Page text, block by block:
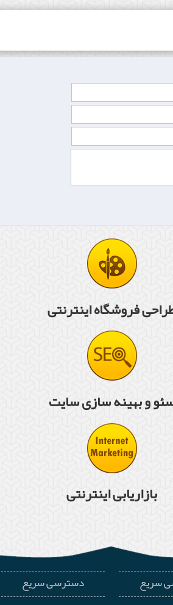
فروشگاه اینترنتی
و بهینه سازی سایت
بازاریابی اینترنتی
سریع دسترسی سریع